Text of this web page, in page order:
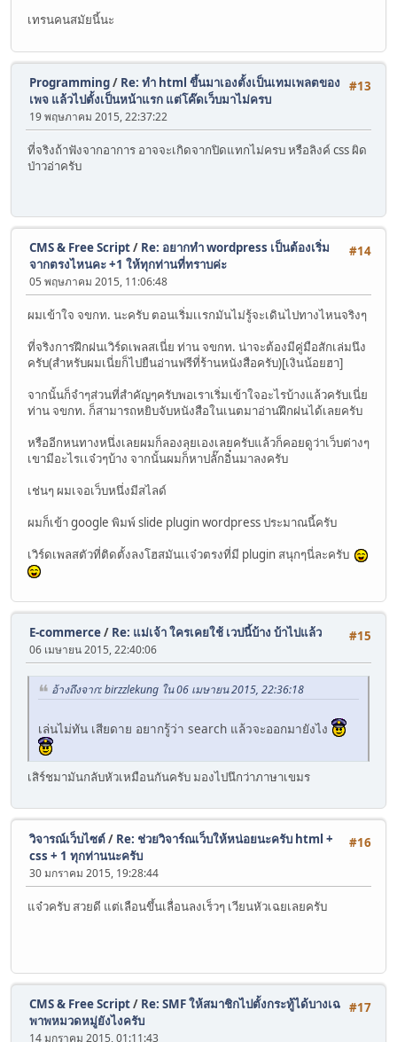
เทรนคนสมัยนี้นะ
#13
Programming/ Re: ทำ html ขึ้นมาเองตั้งเป็นเทมเพลตของ
เพจ แล้วไปตั้งเป็นหน้าแรก แต่โค๊ดเว็บมาไม่ครบ
19 พฤษภาคม 2015, 22:37:22
ที่จริงถ้าฟังจากอาการ อาจจะเกิดจากปิดแทกไม่ครบ หรือลิงค์ css ผิด
ป่าวอ่าครับ
#14
CMS & Free Script/ Re: อยากทำ wordpress เป็นต้องเริ่ม
จากตรงไหนคะ +1 ให้ทุกท่านที่ทราบค่ะ
05 พฤษภาคม 2015, 11:06:48
ผมเข้าใจ จขกท. นะครับ ตอนเริ่มเเรกมันไม่รู้จะเดินไปทางไหนจริงๆ
ที่จริงการฝึกฝนเวิร์ดเพลสเนี่ย ท่าน จขกท. น่าจะต้องมีคู่มือสักเล่มนึง
ครับ(สำหรับผมเนี่ยก็ไปยืนอ่านฟรีที่ร้านหนังสือครับ)[เงินน้อยฮา]
จากนั้นก็จำๆส่วนที่สำคัญๆครับพอเราเริ่มเข้าใจอะไรบ้างแล้วครับเนี่ย
ท่าน จขกท. ก็สามารถหยิบจับหนังสือในเนตมาอ่านฝึกฝนได้เลยครับ
หรืออีกหนทางหนึ่งเลยผมก็ลองลุยเองเลยครับแล้วก็คอยดูว่าเว็บต่างๆ
เขามีอะไรเเจ๋วๆบ้าง จากนั้นผมก็หาปลั๊กอิ๋นมาลงครับ
เช่นๆ ผมเจอเว็บหนึ่งมีสไลด์
ผมก็เข้า google พิมพ์ slide plugin wordpress ประมาณนี้ครับ
เวิร์ดเพลสตัวที่ติดตั้งลงโฮสมันเเจ๋วตรงที่มี plugin สนุกๆนี่ละครับ
#15
E-commerce/ Re: แม่เจ้า ใครเคยใช้ เวปนี้บ้าง บ้าไปแล้ว
06 เมษายน 2015, 22:40:06
อ้างถึงจาก: birzzlekung ใน 06 เมษายน 2015, 22:36:18
เล่นไม่ทัน เสียดาย อยากรู้ว่า search แล้วจะออกมายังไง
เสิร์ชมามันกลับหัวเหมือนกันครับ มองไปนึกว่าภาษาเขมร
#16
วิจารณ์เว็บไซต์/ Re: ช่วยวิจาร์ณเว็บให้หน่อยนะครับ html +
css + 1 ทุกท่านนะครับ
30 มกราคม 2015, 19:28:44
แจ๋วครับ สวยดี แต่เลือนขึ้นเลื่อนลงเร็วๆ เวียนหัวเฉยเลยครับ
#17
CMS & Free Script/ Re: SMF ให้สมาชิกไปตั้งกระทู้ได้บางเฉ
พาพหมวดหมู่ยังไงครับ
14 มกราคม 2015, 01:11:43